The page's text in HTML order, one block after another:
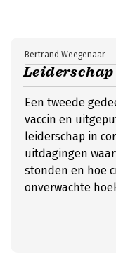
Bertrand Weegenaar
Een tweede
vaccin en
leiderschap in
uitdagingen
stonden en hoe
onverwachte